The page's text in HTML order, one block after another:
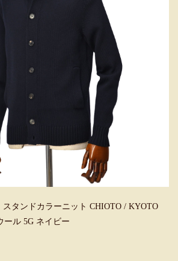
タンドカラーニット CHIOTO / KYOTO
ール 5G ネイビー